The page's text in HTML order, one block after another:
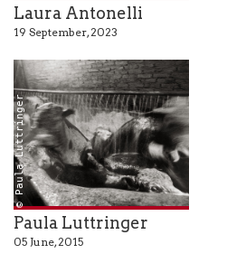
Laura Antonelli
19 September, 2023
© Paula Luttringer
Paula Luttringer
05 June, 2015